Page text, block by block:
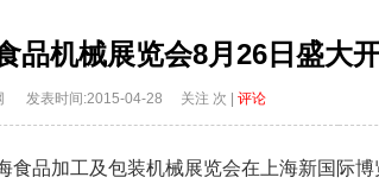
品机械展览会8月26日盛大
发表时间:2015-04-28 关注 次 | 评论
食品加工及包装机械展览会在上海新国际博